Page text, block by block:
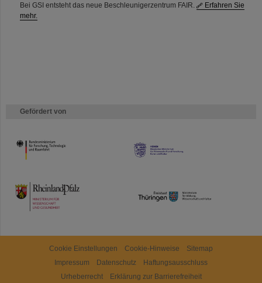
Bei GSI entsteht das neue Beschleunigerzentrum FAIR.
Erfahren Sie
mehr.
Gefördert von
HMWK
TMWWDG
Cookie Einstellungen Cookie-Hinweise
Sitemap
Impressum
Datenschutz
Haftungsausschluss
Urheberrecht
Erklärung zur Barrierefreiheit